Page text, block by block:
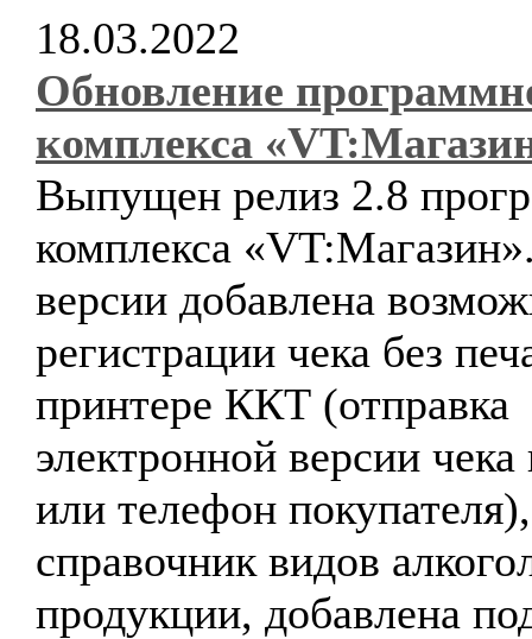
18.03.2022
Обновление
комплекса
Выпущен релиз 2.8
комплекса
версии добавлена
регистрации чека без
принтере ККТ (отправка
электронной версии
или телефон
справочник видов
продукции, добавлена